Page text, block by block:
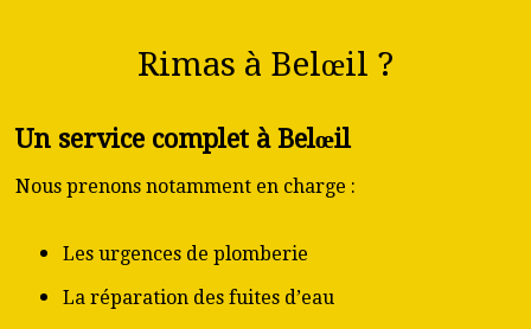
Rimas à Belœil ?
Un service complet à Belœil
Nous prenons notamment en charge :
Les urgences de plomberie
La réparation des fuites d’eau